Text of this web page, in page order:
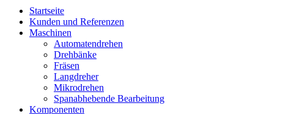
Startseite
Kunden und Referenzen
Maschinen
Automatendrehen
Drehbänke
Fräsen
Langdreher
Mikrodrehen
Spanabhebende Bearbeitung
Komponenten